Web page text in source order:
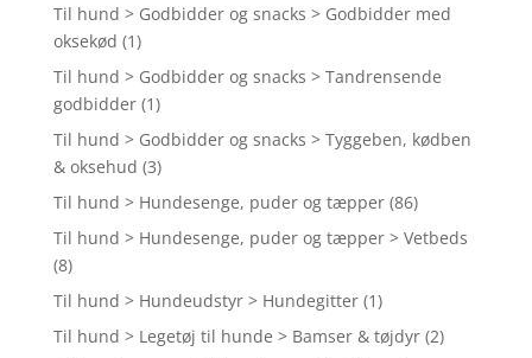
Til hund > Godbidder og snacks > Godbidder med
oksekød (1)
Til hund > Godbidder og snacks > Tandrensende
godbidder (1)
Til hund > Godbidder og snacks > Tyggeben, kødben
& oksehud (3)
Til hund > Hundesenge, puder og tæpper (86)
Til hund > Hundesenge, puder og tæpper > Vetbeds
(8)
Til hund > Hundeudstyr > Hundegitter (1)
Til hund > Legetøj til hunde > Bamser & tøjdyr (2)